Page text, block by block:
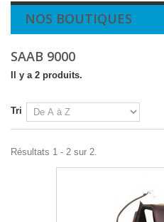
NOS BOUTIQUES
SAAB 9000
Il y a 2 produits.
Tri
Résultats 1 - 2 sur 2.